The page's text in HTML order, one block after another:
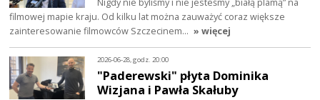
filmowej mapie kraju. Od kilku lat można zauważyć coraz większe
zainteresowanie filmowców Szczecinem… » więcej
2026-06-28, godz. 20:00
"Paderewski" płyta Dominika
Wizjana i Pawła Skałuby